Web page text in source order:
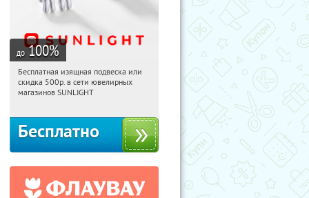
до 100%
10:49:02 Получили:
Россия
Бесплатная изящная подвеска или
скидка 500р. в сети ювелирных
магазинов SUNLIGHT
Бесплатно